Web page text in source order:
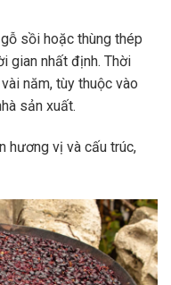
sồi hoặc thùng thép
gian nhất định. Thời
năm, tùy thuộc vào
sản xuất.
hương vị và cấu trúc,